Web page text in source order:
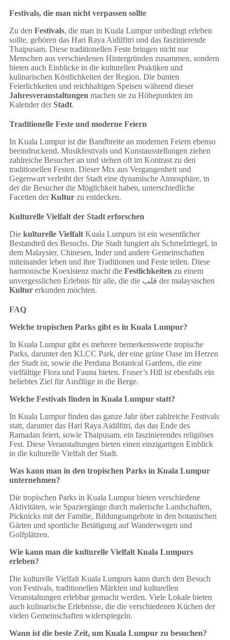
Festivals, die man nicht verpassen sollte
Zu den Festivals, die man in Kuala Lumpur unbedingt erleben
sollte, gehören das Hari Raya Aidilfitri und das faszinierende
Thaipusam. Diese traditionellen Feste bringen nicht nur
Menschen aus verschiedenen Hintergründen zusammen, sondern
bieten auch Einblicke in die kulturellen Praktiken und
kulinarischen Köstlichkeiten der Region. Die bunten
Feierlichkeiten und reichhaltigen Speisen während dieser
Jahresveranstaltungen machen sie zu Höhepunkten im
Kalender derStadt.
Traditionelle Feste und moderne Feiern
In Kuala Lumpur ist die Bandbreite an modernen Feiern ebenso
beeindruckend. Musikfestivals und Kunstausstellungen ziehen
zahlreiche Besucher an und stehen oft im Kontrast zu den
traditionellen Festen. Dieser Mix aus Vergangenheit und
Gegenwart verleiht der Stadt eine dynamische Atmosphäre, in
der die Besucher die Möglichkeit haben, unterschiedliche
Facetten derKultur zu entdecken.
Kulturelle Vielfalt der Stadt erforschen
Die kulturelle Vielfalt Kuala Lumpurs ist ein wesentlicher
Bestandteil des Besuchs. Die Stadt fungiert als Schmelztiegel, in
dem Malaysier, Chinesen, Inder und andere Gemeinschaften
miteinander leben und ihre Traditionen und Feste teilen. Diese
harmonische Koexistenz macht die Festlichkeiten zu einem
unvergesslichen Erlebnis für alle, die die قلب der malaysischen
Kultur erkunden möchten.
FAQ
Welche tropischen Parks gibt es in Kuala Lumpur?
In Kuala Lumpur gibt es mehrere bemerkenswerte tropische
Parks, darunter den KLCC Park, der eine grüne Oase im Herzen
der Stadt ist, sowie die Perdana Botanical Gardens, die eine
vielfältige Flora und Fauna bieten. Fraser’s Hill ist ebenfalls ein
beliebtes Ziel für Ausflüge in die Berge.
Welche Festivals finden in Kuala Lumpur statt?
In Kuala Lumpur finden das ganze Jahr über zahlreiche Festivals
statt, darunter das Hari Raya Aidilfitri, das das Ende des
Ramadan feiert, sowie Thaipusam, ein faszinierendes religiöses
Fest. Diese Veranstaltungen bieten einen einzigartigen Einblick
in die kulturelle Vielfalt der Stadt.
Was kann man in den tropischen Parks in Kuala Lumpur
unternehmen?
Die tropischen Parks in Kuala Lumpur bieten verschiedene
Aktivitäten, wie Spaziergänge durch malerische Landschaften,
Picknicks mit der Familie, Bildungsangebote in den botanischen
Gärten und sportliche Betätigung auf Wanderwegen und
Golfplätzen.
Wie kann man die kulturelle Vielfalt Kuala Lumpurs
erleben?
Die kulturelle Vielfalt Kuala Lumpurs kann durch den Besuch
von Festivals, traditionellen Märkten und kulturellen
Veranstaltungen erlebbar gemacht werden. Viele Lokale bieten
auch kulinarische Erlebnisse, die die verschiedenen Küchen der
vielen Gemeinschaften widerspiegeln.
Wann ist die beste Zeit, um Kuala Lumpur zu besuchen?